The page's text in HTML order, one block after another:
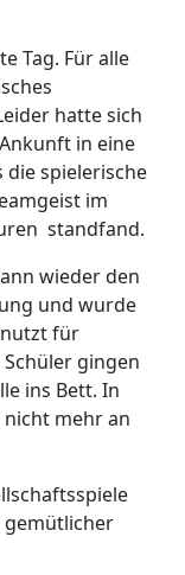
Tag. Für alle
hatte sich
in eine
die spielerische
im
standfand.
wieder den
und wurde
für
gingen
ins Bett. In
mehr an
gemütlicher